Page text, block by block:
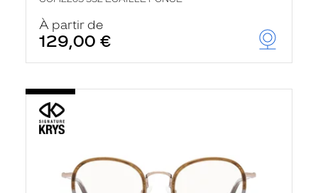
À partir de
129,00 €